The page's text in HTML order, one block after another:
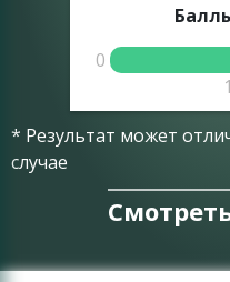
0
* Результат может
случае